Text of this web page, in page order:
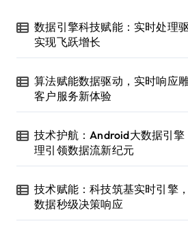
数据引擎科技赋能：实时处理
实现飞跃增长
算法赋能数据驱动，实时响应
客户服务新体验
技术护航：Android大数据引擎
理引领数据流新纪元
技术赋能：科技筑基实时引擎
数据秒级决策响应